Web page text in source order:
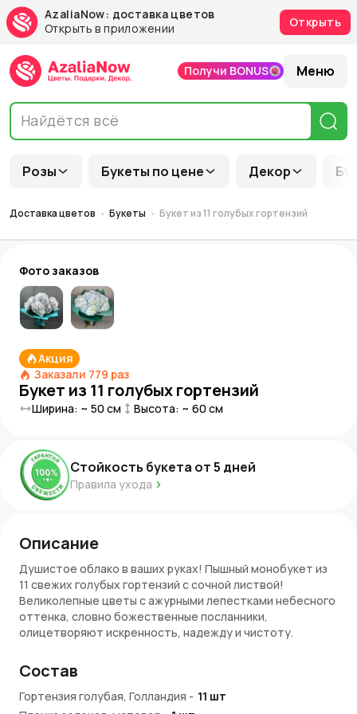
AzaliaNow: доставка цветов
Открыть в приложении
Открыть
Розы Букеты по цене Декор
Получи BONUS Меню
Доставка цветов Букеты Букет из 11 голубых гортензий
Фото заказов
Акция
Заказали 779 раз
Букет из 11 голубых гортензий
Ширина: ~ 50 см Высота: ~ 60 см
Стойкость букета от5 дней
Правила ухода
Описание
Душистое облако в ваших руках! Пышный монобукет из
11 свежих голубых гортензий с сочной листвой!
Великолепные цветы с ажурными лепестками небесного
оттенка, словно божественные посланники,
олицетворяют искренность, надежду и чистоту.
ощущение спокойствия и умиротворения.
Элегантность и стиль
Состав
Гортензия голубая, Голландия - 11 шт